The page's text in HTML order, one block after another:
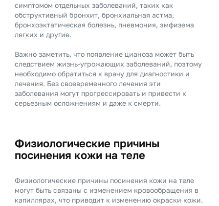
симптомом отдельных заболеваний, таких как
обструктивный бронхит, бронхиальная астма,
бронхоэктатическая болезнь, пневмония, эмфизема
легких и другие.
Важно заметить, что появление цианоза может быть
следствием жизнь-угрожающих заболеваний, поэтому
необходимо обратиться к врачу для диагностики и
лечения. Без своевременного лечения эти
заболевания могут прогрессировать и привести к
серьезным осложнениям и даже к смерти.
Физиологические причины
посинения кожи на теле
Физиологические причины посинения кожи на теле
могут быть связаны с изменением кровообращения в
капиллярах, что приводит к изменению окраски кожи.